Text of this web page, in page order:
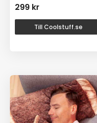
299 kr
Till Coolstuff.se